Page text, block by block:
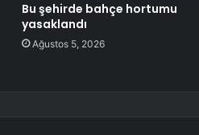
Bu şehirde bahçe hortumu
yasaklandı
Ağustos 5, 2026